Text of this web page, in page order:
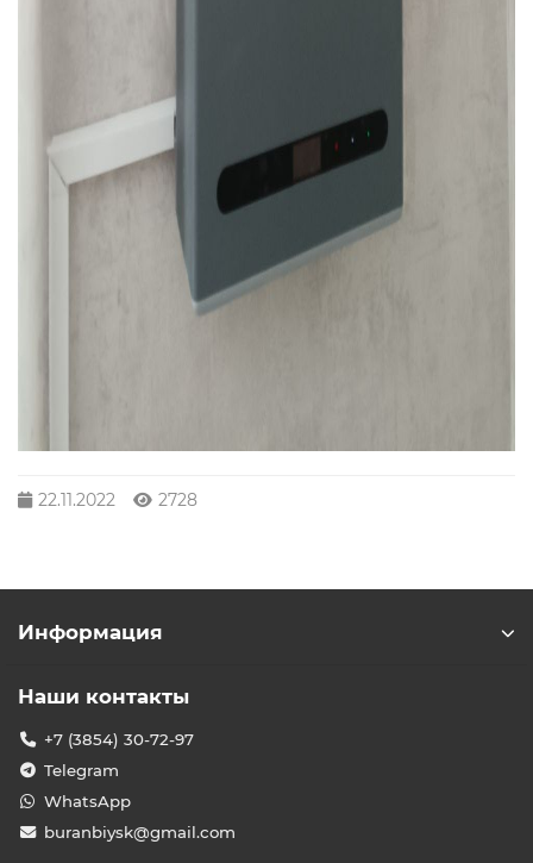
22.11.2022 2728
Информация
Наши контакты
+7 (3854) 30-72-97
Telegram
WhatsApp
buranbiysk@gmail.com